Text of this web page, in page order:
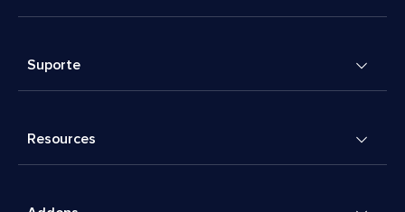
Suporte
Resources